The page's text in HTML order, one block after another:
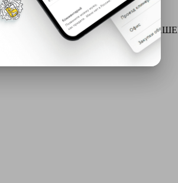
для химчистки и многое другое ПО